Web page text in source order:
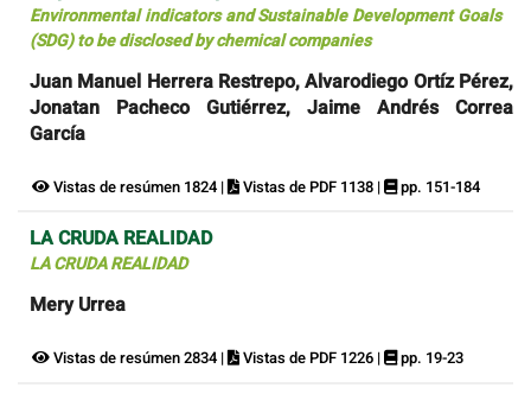
Environmental indicators and Sustainable Development Goals
(SDG) to be disclosed by chemical companies
Juan Manuel Herrera Restrepo, Alvarodiego Ortíz Pérez,
Jonatan Pacheco Gutiérrez, Jaime Andrés Correa
García
Vistas de resúmen 1824 | Vistas de PDF 1138 | pp. 151-184
LA CRUDA REALIDAD
LA CRUDA REALIDAD
Mery Urrea
Vistas de resúmen 2834 | Vistas de PDF 1226 | pp. 19-23